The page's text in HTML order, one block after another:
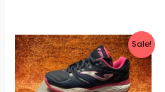
Sale!
Original
price
was:
35000 Ft.
Current
price
is:
16990 Ft.